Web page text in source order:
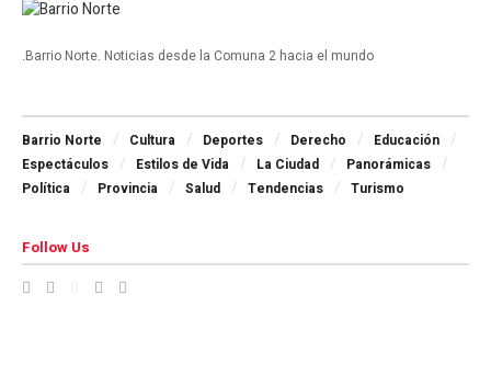
.Barrio Norte. Noticias desde la Comuna 2 hacia el mundo
Barrio Norte Cultura Deportes Derecho
Educación
Espectáculos
Estilos de Vida La Ciudad
Panorámicas
Política
Provincia Salud Tendencias Turismo
Follow Us